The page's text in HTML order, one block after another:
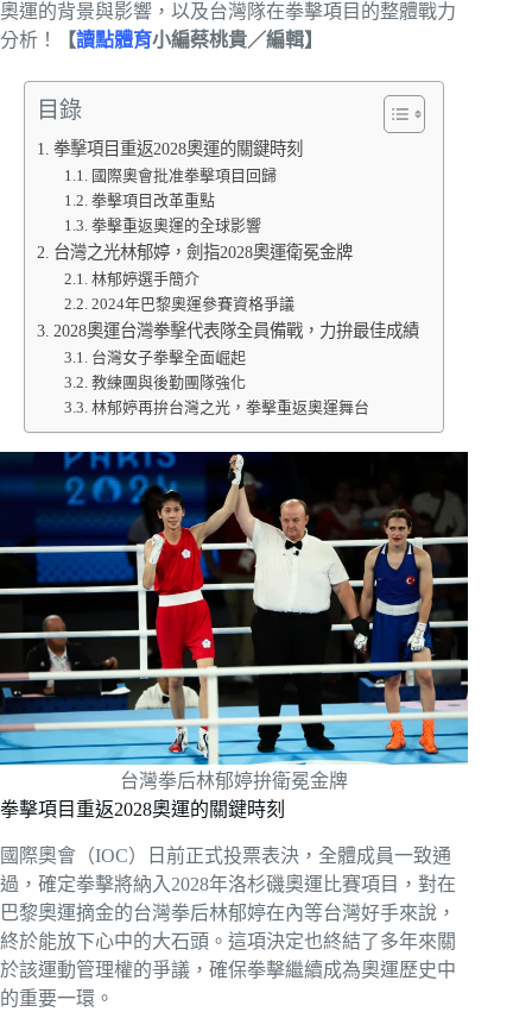
奧運的背景與影響，以及台灣隊在拳擊項目的整體戰力
分析！
【讀點體育小編蔡桃貴／編輯】
目錄
拳擊項目重返2028奧運的關鍵時刻
國際奧會批准拳擊項目回歸
拳擊項目改革重點
拳擊重返奧運的全球影響
台灣之光林郁婷，劍指2028奧運衛冕金牌
林郁婷選手簡介
2024年巴黎奧運參賽資格爭議
2028奧運台灣拳擊代表隊全員備戰，力拚最佳成績
台灣女子拳擊全面崛起
教練團與後勤團隊強化
林郁婷再拚台灣之光，拳擊重返奧運舞台
台灣拳后林郁婷拚衛冕金牌
拳擊項目重返2028奧運的關鍵時刻
國際奧會（IOC）日前正式投票表決，全體成員一致通
過，確定拳擊將納入2028年洛杉磯奧運比賽項目，對在
巴黎奧運摘金的台灣拳后林郁婷在內等台灣好手來說，
終於能放下心中的大石頭。這項決定也終結了多年來關
於該運動管理權的爭議，確保拳擊繼續成為奧運歷史中
的重要一環。